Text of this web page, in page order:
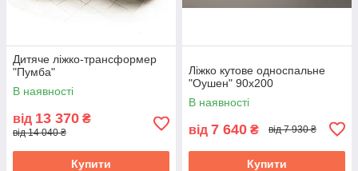
Дитяче ліжко-трансформер
"Пумба"
В наявності
від 13 370 ₴
від 14 040 ₴
Купити
Ліжко кутове односпальне
"Оушен" 90х200
В наявності
від 7 640 ₴ від 7 930 ₴
Купити